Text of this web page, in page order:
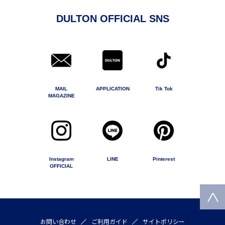
DULTON OFFICIAL SNS
MAIL
MAGAZINE
APPLICATION Tik Tok
Instagram
OFFICIAL
LINE Pinterest
お問い合わせ ご利用ガイド サイトポリシー